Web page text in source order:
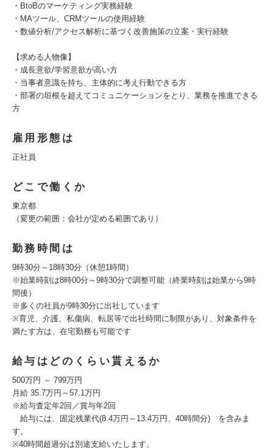
・BtoBのマーケティング実務経験
・MAツール、CRMツールの使用経験
・数値分析/アクセス解析に基づく改善施策の立案・実行経験
【求める人物像】
・成長意欲/学習意欲が高い方
・当事者意識を持ち、主体的に考え行動できる方
・部署の垣根を超えてコミュニケーションをとり、業務を推進できる
方
雇用形態は
正社員
どこで働くか
東京都
（変更の範囲：会社が定める範囲であり）
勤務時間は
9時30分～18時30分（休憩1時間）
※始業時刻は8時00分～9時30分で調整可能（終業時刻は始業から9時
間後）
※多くの社員が9時30分に出社しています
※育児、介護、私傷病、転居等で出社時間に制限があり、対象条件を
満たす方は、在宅勤務も可能です
給与はどのくらい貰えるか
500万円 ～ 799万円
月給 35.7万円～57.1万円
※給与査定年2回／賞与年2回
給与には、固定残業代(8.4万円～13.4万円、40時間分) を含みま
す。
※40時間超過分は別途支給いたします。